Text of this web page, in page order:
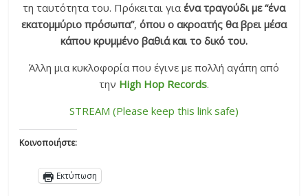
τη ταυτότητα του. Πρόκειται για ένα τραγούδι με “ένα
εκατομμύριο πρόσωπα”, όπου ο ακροατής θα βρει μέσα
κάπου κρυμμένο βαθιά και το δικό του.
Άλλη μια κυκλοφορία που έγινε με πολλή αγάπη από
την High Hop Records.
STREAM (Please keep this link safe)
Κοινοποιήστε:
Εκτύπωση